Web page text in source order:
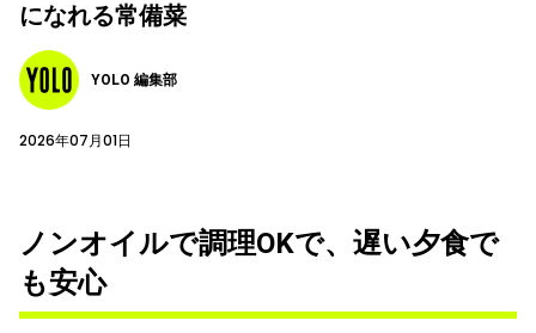
になれる常備菜
YOLO 編集部
2026年07月01日
ノンオイルで調理OKで、遅い夕食で
も安心